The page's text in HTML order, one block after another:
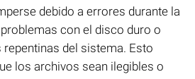
debido a errores durante la
con el disco duro o
del sistema. Esto
los archivos sean ilegibles o